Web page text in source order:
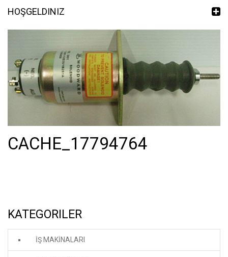
HOŞGELDINIZ
CACHE_17794764
KATEGORILER
İŞ MAKİNALARI